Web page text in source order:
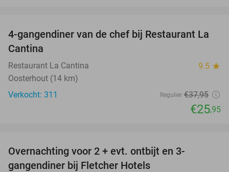
32%
4-gangendiner van de chef bij Restaurant La
Cantina
Restaurant La Cantina 9.5 star
Oosterhout (14 km)
Verkocht: 311
Regulier €37,95
€25,95
Overnachting voor 2 + evt. ontbijt en 3-
gangendiner bij Fletcher Hotels